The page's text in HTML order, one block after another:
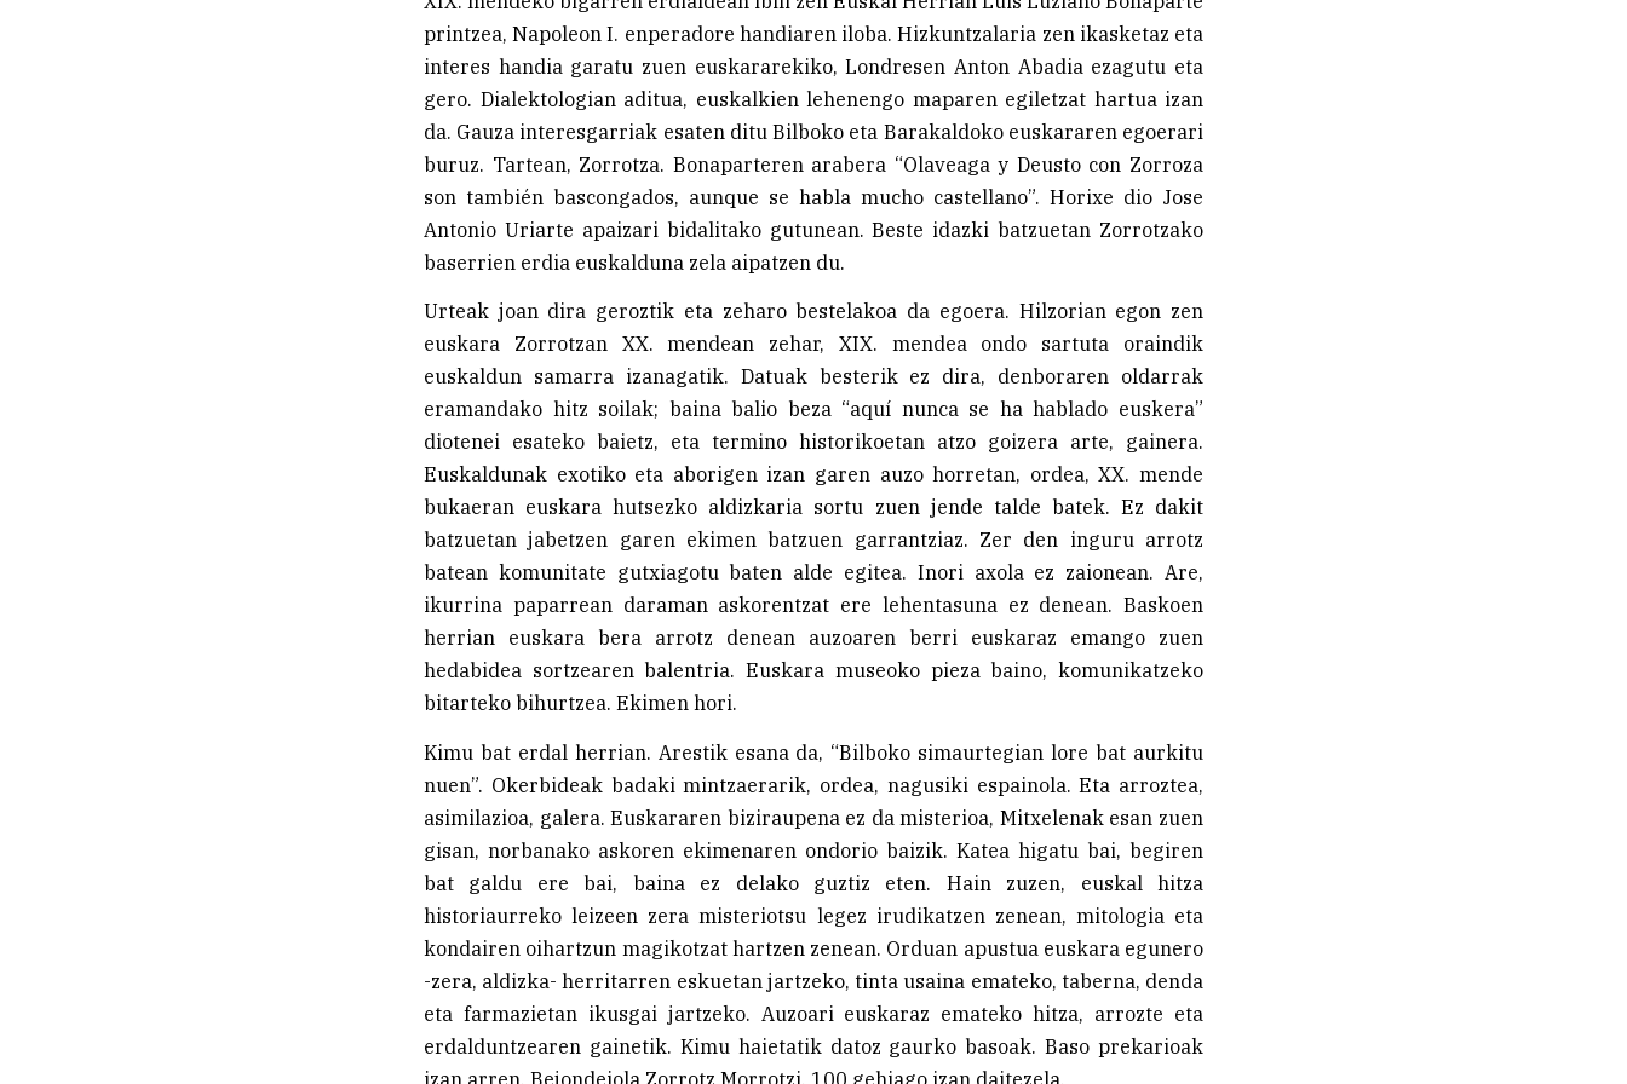
printzea, Napoleon I. enperadore handiaren iloba. Hizkuntzalaria zen ikasketaz eta
interes handia garatu zuen euskararekiko, Londresen Anton Abadia ezagutu eta
gero. Dialektologian aditua, euskalkien lehenengo maparen egiletzat hartua izan
da. Gauza interesgarriak esaten ditu Bilboko eta Barakaldoko euskararen egoerari
buruz. Tartean, Zorrotza. Bonaparteren arabera “Olaveaga y Deusto con Zorroza
son también bascongados, aunque se habla mucho castellano”. Horixe dio Jose
Antonio Uriarte apaizari bidalitako gutunean. Beste idazki batzuetan Zorrotzako
baserrien erdia euskalduna zela aipatzen du.
Urteak joan dira geroztik eta zeharo bestelakoa da egoera. Hilzorian egon zen
euskara Zorrotzan XX. mendean zehar, XIX. mendea ondo sartuta oraindik
euskaldun samarra izanagatik. Datuak besterik ez dira, denboraren oldarrak
eramandako hitz soilak; baina balio beza “aquí nunca se ha hablado euskera”
diotenei esateko baietz, eta termino historikoetan atzo goizera arte, gainera.
Euskaldunak exotiko eta aborigen izan garen auzo horretan, ordea, XX. mende
bukaeran euskara hutsezko aldizkaria sortu zuen jende talde batek. Ez dakit
batzuetan jabetzen garen ekimen batzuen garrantziaz. Zer den inguru arrotz
batean komunitate gutxiagotu baten alde egitea. Inori axola ez zaionean. Are,
ikurrina paparrean daraman askorentzat ere lehentasuna ez denean. Baskoen
herrian euskara bera arrotz denean auzoaren berri euskaraz emango zuen
hedabidea sortzearen balentria. Euskara museoko pieza baino, komunikatzeko
bitarteko bihurtzea. Ekimen hori.
Kimu bat erdal herrian. Arestik esana da, “Bilboko simaurtegian lore bat aurkitu
nuen”. Okerbideak badaki mintzaerarik, ordea, nagusiki espainola. Eta arroztea,
asimilazioa, galera. Euskararen biziraupena ez da misterioa, Mitxelenak esan zuen
gisan, norbanako askoren ekimenaren ondorio baizik. Katea higatu bai, begiren
bat galdu ere bai, baina ez delako guztiz eten. Hain zuzen, euskal hitza
historiaurreko leizeen zera misteriotsu legez irudikatzen zenean, mitologia eta
kondairen oihartzun magikotzat hartzen zenean. Orduan apustua euskara egunero
-zera, aldizka- herritarren eskuetan jartzeko, tinta usaina emateko, taberna, denda
eta farmazietan ikusgai jartzeko. Auzoari euskaraz emateko hitza, arrozte eta
erdalduntzearen gainetik. Kimu haietatik datoz gaurko basoak. Baso prekarioak
izan arren. Bejondeiola Zorrotz Morrotzi. 100 gehiago izan daitezela.